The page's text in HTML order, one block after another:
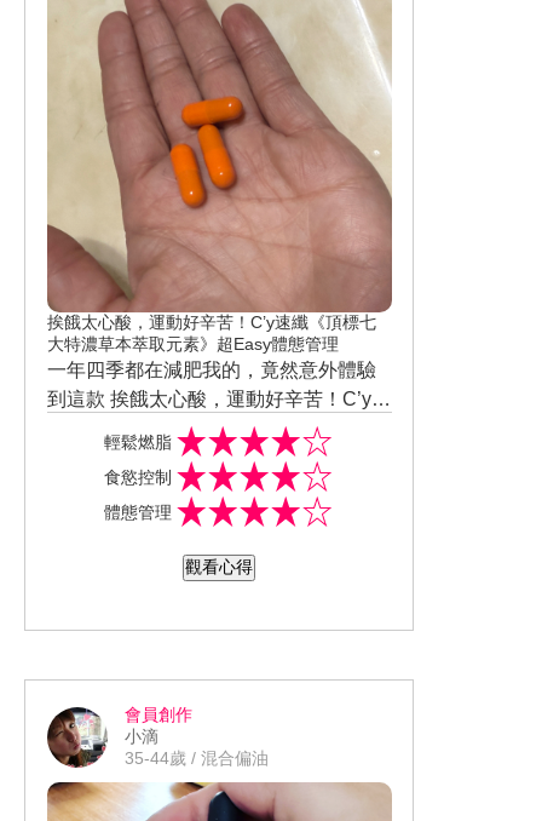
挨餓太心酸，運動好辛苦！C’y速纖《頂標七
大特濃草本萃取元素》超Easy體態管理
一年四季都在減肥我的，竟然意外體驗
到這款 挨餓太心酸，運動好辛苦！C’y速
纖《頂標七大特濃草本萃取元素》超Eas
y體態管理 只要每餐前一個小時吃三顆膠
囊，記得要多喝水，吃起來完全不會心
悸或是不舒服，而且又是台灣製造的 ，
讓我吃大餐也不會有罪惡感🤣🤣🤣 全新
友！MIT台灣製造，純植物配方、嚴選優
留，不含西藥成分，100%品質保證吃了
才安心！ 而且從食慾控制、幫助燃脂代
集結7大濃縮草本精華，比起市面上主打
@ibeautyreport #Cy速纖 #Cy速纖小橘
丸 #速纖小橘丸 #美周報 #美周閨蜜活動
#試用大隊 #試用好評價認證 #實測鑑定
#保健營養品試用評價 #日常小物試用評
輕鬆燃脂
食慾控制
體態管理
觀看心得
會員創作
小滴
35-44歲 / 混合偏油